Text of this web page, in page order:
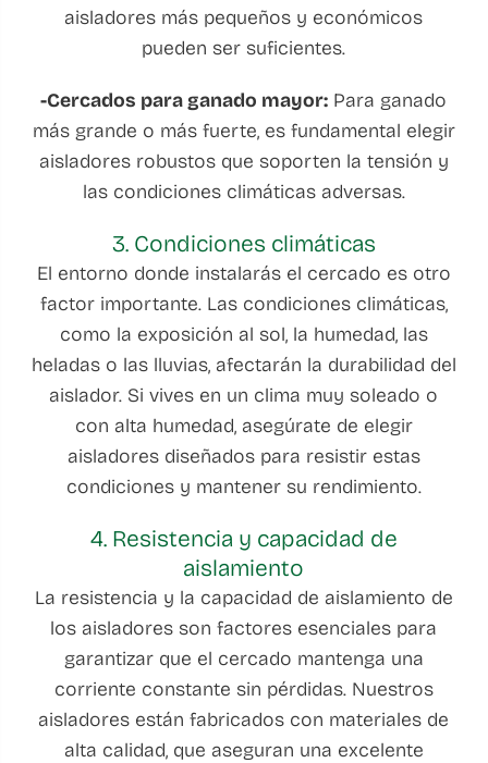
aisladores más pequeños y económicos
pueden ser suficientes.
-Cercados para ganado mayor: Para ganado
más grande o más fuerte, es fundamental elegir
aisladores robustos que soporten la tensión y
las condiciones climáticas adversas.
3. Condiciones climáticas
El entorno donde instalarás el cercado es otro
factor importante. Las condiciones climáticas,
como la exposición al sol, la humedad, las
heladas o las lluvias, afectarán la durabilidad del
aislador. Si vives en un clima muy soleado o
con alta humedad, asegúrate de elegir
aisladores diseñados para resistir estas
condiciones y mantener su rendimiento.
4. Resistencia y capacidad de
aislamiento
La resistencia y la capacidad de aislamiento de
los aisladores son factores esenciales para
garantizar que el cercado mantenga una
corriente constante sin pérdidas. Nuestros
aisladores están fabricados con materiales de
alta calidad, que aseguran una excelente